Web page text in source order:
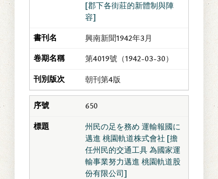
[郡下各街莊的新體制與陣
容]
興南新聞1942年3月
第4019號（1942-03-30）
朝刊第4版
650
州民の足を務め 運輸報國に
邁進 桃園軌道株式會社 [擔
任州民的交通工具 為國家運
輸事業努力邁進 桃園軌道股
份有限公司]